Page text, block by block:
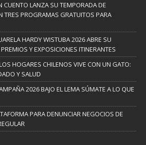
CUENTO LANZA SU TEMPORADA DE
TRES PROGRAMAS GRATUITOS PARA
HARDY WISTUBA 2026 ABRE SU
Y EXPOSICIONES ITINERANTES
HOGARES CHILENOS VIVE CON UN GATO:
Y SALUD
2026 BAJO EL LEMA SÚMATE A LO QUE
PARA DENUNCIAR NEGOCIOS DE